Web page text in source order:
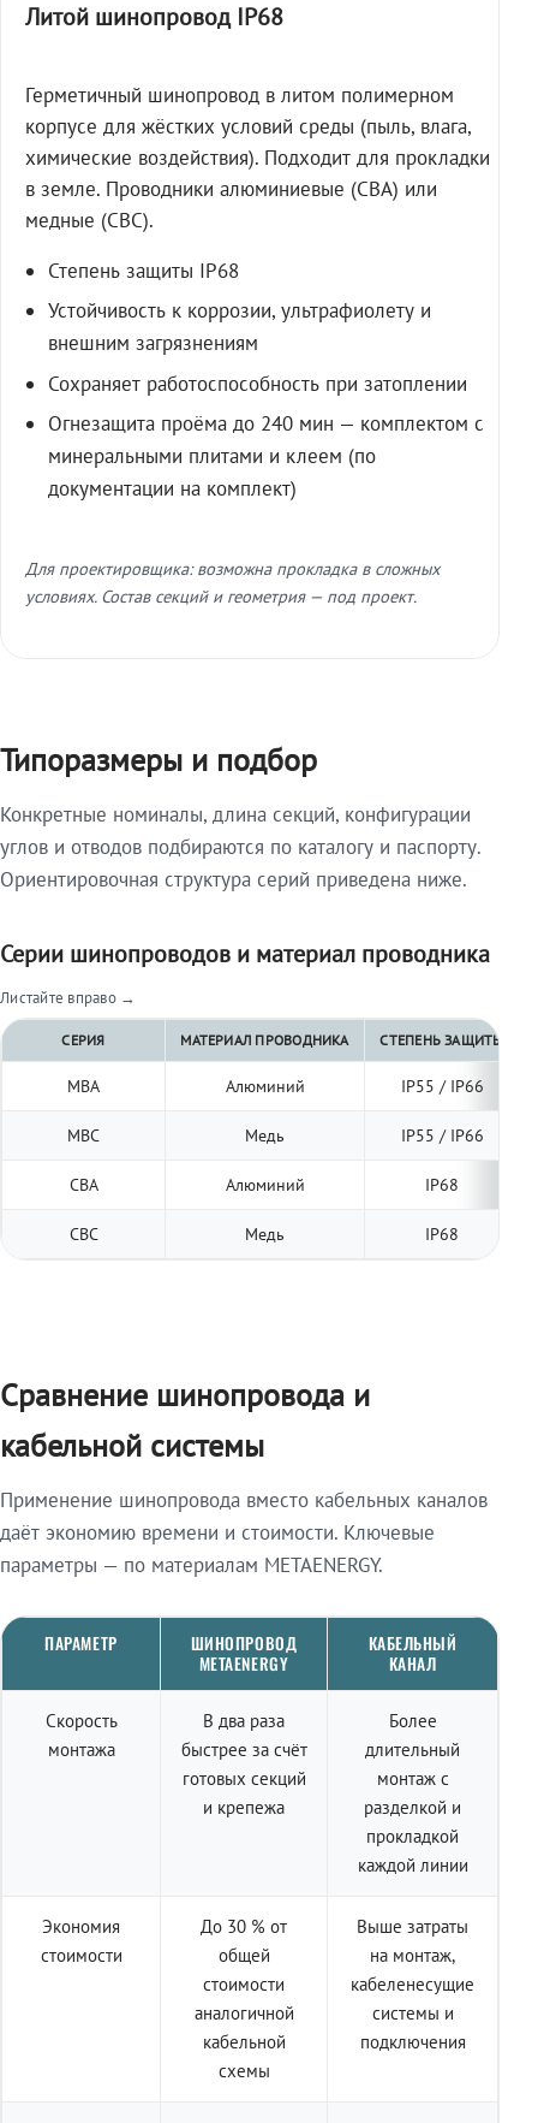
Литой шинопровод IP68
Герметичный шинопровод в литом полимерном
корпусе для жёстких условий среды (пыль, влага,
химические воздействия). Подходит для прокладки
в земле. Проводники алюминиевые (СВА) или
медные (СВС).
Степень защиты IP68
Устойчивость к коррозии, ультрафиолету и
внешним загрязнениям
Сохраняет работоспособность при затоплении
Огнезащита проёма до 240 мин — комплектом с
минеральными плитами и клеем (по
документации на комплект)
Для проектировщика: возможна прокладка в сложных
условиях. Состав секций и геометрия — под проект.
Типоразмеры и подбор
Конкретные номиналы, длина секций, конфигурации
углов и отводов подбираются по каталогу и паспорту.
Ориентировочная структура серий приведена ниже.
Серии шинопроводов и материал проводника
Листайте вправо →
СЕРИЯ МАТЕРИАЛ ПРОВОДНИКА СТЕПЕНЬ ЗАЩИТЫ
МВА Алюминий IP55 / IP66
МВС Медь IP55 / IP66
СВА Алюминий IP68
СВС Медь IP68
Сравнение шинопровода и
кабельной системы
Применение шинопровода вместо кабельных каналов
даёт экономию времени и стоимости. Ключевые
параметры — по материалам METAENERGY.
ПАРАМЕТР
ШИНОПРОВОД
METAENERGY
КАБЕЛЬНЫЙ
КАНАЛ
Скорость
монтажа
В два раза
быстрее за счёт
готовых секций
и крепежа
Более
длительный
монтаж с
разделкой и
прокладкой
каждой линии
Экономия
стоимости
До 30 % от
общей
стоимости
аналогичной
кабельной
схемы
Выше затраты
на монтаж,
кабеленесущие
системы и
подключения